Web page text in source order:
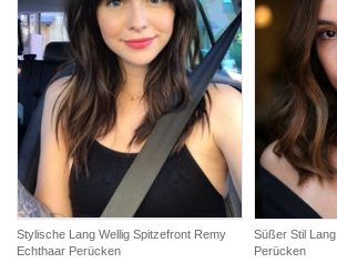
Stylische Lang Wellig Spitzefront Remy
Echthaar Perücken
Süßer Stil
Perücken